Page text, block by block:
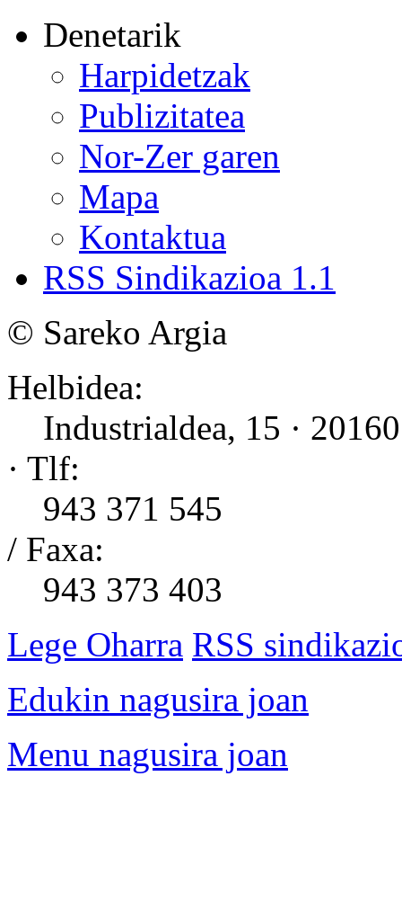
Denetarik
Harpidetzak
Publizitatea
Nor-Zer garen
Mapa
Kontaktua
RSS Sindikazioa 1.1
© Sareko Argia
Helbidea:
Industrialdea, 15 ·
· Tlf:
943 371 545
/ Faxa:
943 373 403
Lege Oharra RSS
Edukin nagusira joan
Menu nagusira joan